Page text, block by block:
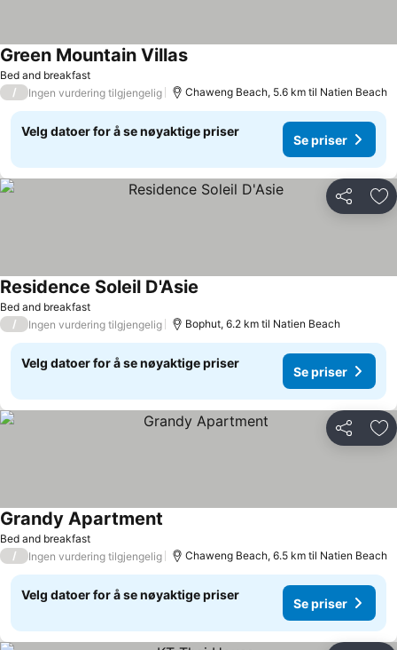
Bed and breakfast
Green Mountain Villas
/ Ingen vurdering tilgjengelig Chaweng Beach, 5.6 km til Natien Beach
Velg datoer for å se nøyaktige priser
Se priser
Del
Bed and breakfast
Residence Soleil D'Asie
/ Ingen vurdering tilgjengelig Bophut, 6.2 km til Natien Beach
Velg datoer for å se nøyaktige priser
Se priser
Del
Bed and breakfast
Grandy Apartment
/ Ingen vurdering tilgjengelig Chaweng Beach, 6.5 km til Natien Beach
Velg datoer for å se nøyaktige priser
Se priser